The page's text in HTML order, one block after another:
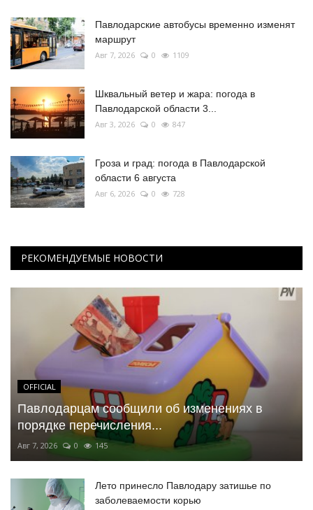
Павлодарские автобусы временно изменят
маршрут
Авг 7, 2026 0 1109
Шквальный ветер и жара: погода в
Павлодарской области 3...
Авг 3, 2026 0 847
Гроза и град: погода в Павлодарской
области 6 августа
Авг 6, 2026 0 728
РЕКОМЕНДУЕМЫЕ НОВОСТИ
OFFICIAL
Павлодарцам сообщили об изменениях в
порядке перечисления...
Авг 7, 2026 0 145
Лето принесло Павлодару затишье по
заболеваемости корью